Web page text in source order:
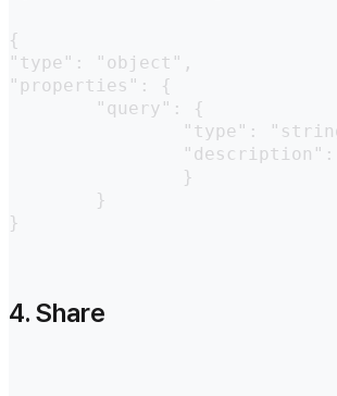
{
"type": "object",
"properties": {
}
4. Share